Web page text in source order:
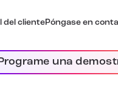
del clientePóngase en
una